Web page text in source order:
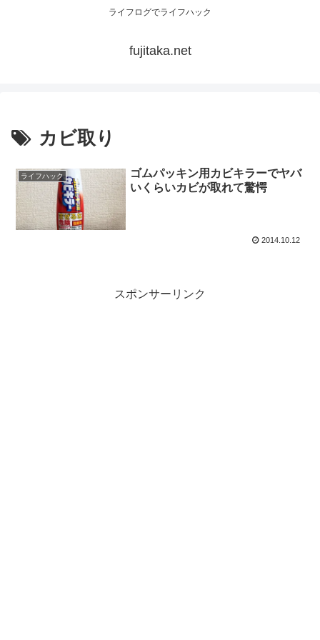
ライフログでライフハック
fujitaka.net
カビ取り
ライフハック
ゴムパッキン用カビキラーでヤバ
いくらいカビが取れて驚愕
2014.10.12
スポンサーリンク